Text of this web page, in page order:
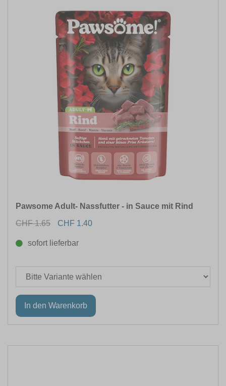
Pawsome Adult- Nassfutter - in Sauce mit Rind
CHF 1.65
CHF 1.40
sofort lieferbar